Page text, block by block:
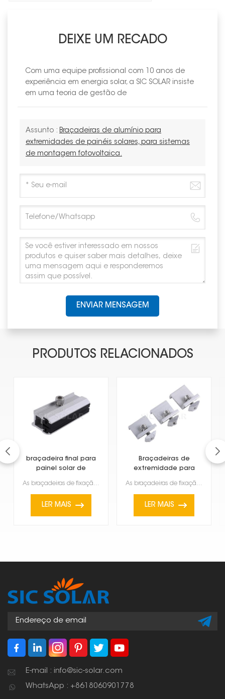
DEIXE UM RECADO
Com uma equipe profissional com 10 anos de
experiência em energia solar, a SIC SOLAR insiste
em uma teoria de gestão de
Assunto : Braçadeiras de alumínio para
extremidades de painéis solares, para sistemas
de montagem fotovoltaica.
ENVIAR MENSAGEM
PRODUTOS RELACIONADOS
braçadeira final para
painel solar de
As braçadeiras de fixação para painéis solares de película fina estão se tornando bastante populares...
LER MAIS
Braçadeiras de
extremidade para
As braçadeiras de fixação de painéis solares são usadas para segurar firmemente e manter os painéis ...
LER MAIS
E-mail : info@sic-solar.com
WhatsApp : +8618060901778